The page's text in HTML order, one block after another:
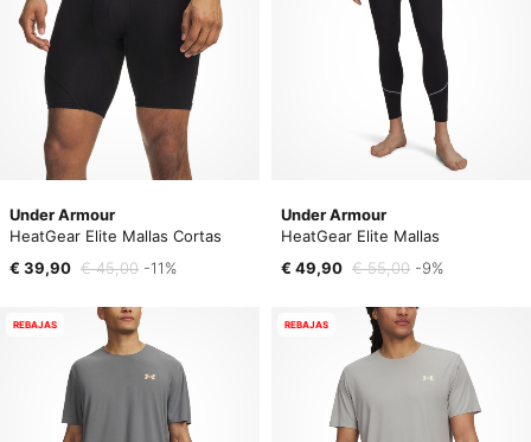
Under Armour
HeatGear Elite Mallas Cortas
€ 39,90 € 45,00 -11%
Under Armour
HeatGear Elite Mallas
€ 49,90 € 55,00 -9%
REBAJAS REBAJAS